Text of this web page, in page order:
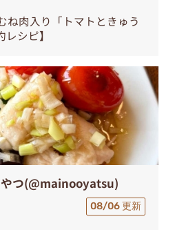
ね肉入り「トマトときゅう
シピ】
やつ(@mainooyatsu)
08/06 更新